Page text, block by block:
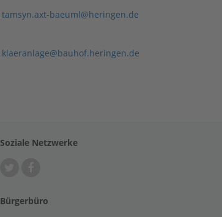
tamsyn.axt-baeuml@heringen.de
klaeranlage@bauhof.heringen.de
Soziale Netzwerke
Bürgerbüro